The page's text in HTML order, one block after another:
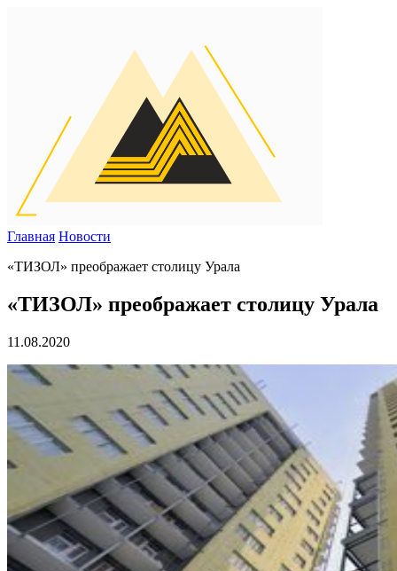
Главная Новости
«ТИЗОЛ» преображает столицу Урала
«ТИЗОЛ» преображает столицу Урала
11.08.2020